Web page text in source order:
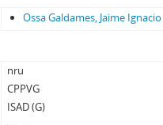
Ossa Galdames, Jaime Ignacio
nru
CPPVG
ISAD (G)